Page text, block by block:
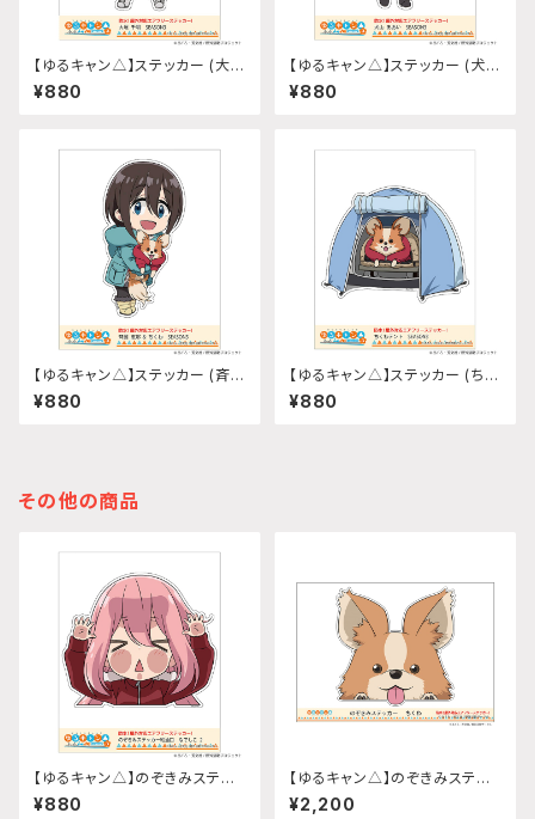
【ゆるキャン△】ステッカー (大垣
千明『SEASON3』)
¥880
【ゆるキャン△】ステッカー (犬山
あおい『SEASON3』)
¥880
【ゆるキャン△】ステッカー (斉藤
恵那『SEASON3』)
¥880
【ゆるキャン△】ステッカー (ちく
わテント『SEASON3』)
¥880
その他の商品
【ゆるキャン△】のぞきみステッ
カー (各務原なでしこ2『SEASO
N3』)給油口サイズ
¥880
【ゆるキャン△】のぞきみステッ
カー (ちくわ)A4サイズ
¥2,200